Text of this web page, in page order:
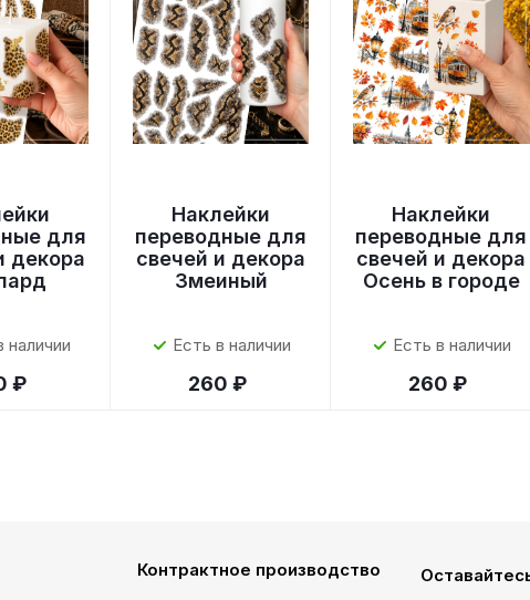
для
декора
наличии
₽
Наклейки
переводные для
свечей и декора
Змеиный
Есть в наличии
260 ₽
Наклейки
переводные для
свечей и декора
Осень в городе
Есть в наличии
260 ₽
Контрактное производство